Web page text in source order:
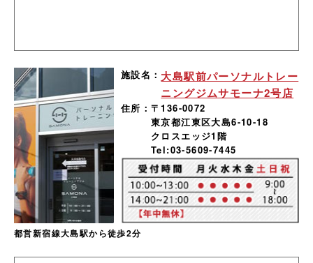
施設名： 大島駅前パーソナルトレー
ニングジムサモーナ2号店
住所： 〒136-0072
東京都江東区大島6-10-18
クロスエッジ1階
Tel:03-5609-7445
都営新宿線大島駅から徒歩2分